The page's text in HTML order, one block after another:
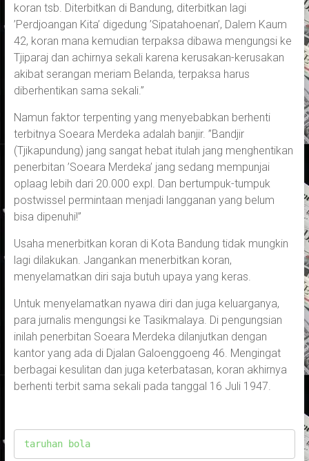
koran tsb. Diterbitkan di Bandung, diterbitkan lagi
’Perdjoangan Kita’ digedung ’Sipatahoenan’, Dalem Kaum
42, koran mana kemudian terpaksa dibawa mengungsi ke
Tjiparaj dan achirnya sekali karena kerusakan-kerusakan
akibat serangan meriam Belanda, terpaksa harus
diberhentikan sama sekali.”
Namun faktor terpenting yang menyebabkan berhenti
terbitnya Soeara Merdeka adalah banjir. ”Bandjir
(Tjikapundung) jang sangat hebat itulah jang menghentikan
penerbitan ’Soeara Merdeka’ jang sedang mempunjai
oplaag lebih dari 20.000 expl. Dan bertumpuk-tumpuk
postwissel permintaan menjadi langganan yang belum
bisa dipenuhi!”
Usaha menerbitkan koran di Kota Bandung tidak mungkin
lagi dilakukan. Jangankan menerbitkan koran,
menyelamatkan diri saja butuh upaya yang keras.
Untuk menyelamatkan nyawa diri dan juga keluarganya,
para jurnalis mengungsi ke Tasikmalaya. Di pengungsian
inilah penerbitan Soeara Merdeka dilanjutkan dengan
kantor yang ada di Djalan Galoenggoeng 46. Mengingat
berbagai kesulitan dan juga keterbatasan, koran akhirnya
berhenti terbit sama sekali pada tanggal 16 Juli 1947.
taruhan bola